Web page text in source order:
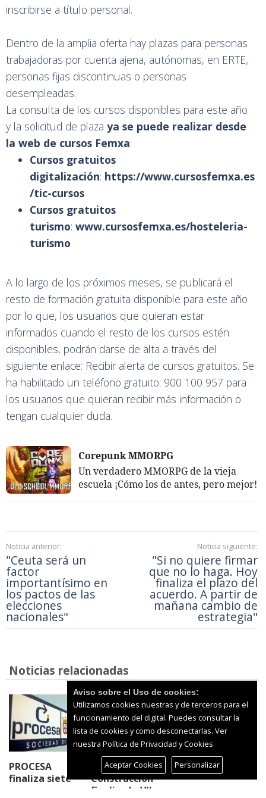
inscribirse a título personal.
Dentro de la amplia oferta hay plazas para personas
trabajadoras por cuenta ajena, autónomas, en ERTE,
personas fijas discontinuas o personas
desempleadas.
La consulta de los cursos disponibles para este año
y la solicitud de plaza ya se puede realizar desde
la web de cursos Femxa:
Cursos gratuitos
digitalización: https://www.cursosfemxa.es
/tic-cursos
Cursos gratuitos
turismo: www.cursosfemxa.es/hosteleria-
turismo
A lo largo de los próximos meses, se publicará el
resto de formación gratuita disponible para este año
por lo que, los usuarios que quieran estar
informados cuando el resto de los cursos estén
disponibles, podrán darse de alta a través del
siguiente enlace: Recibir alerta de cursos gratuitos. Se
ha habilitado un teléfono gratuito: 900 100 957 para
los usuarios que quieran recibir más información o
tengan cualquier duda.
Corepunk MMORPG
Un verdadero MMORPG de la vieja
escuela ¡Cómo los de antes, pero mejor!
Noticia anterior:
"Ceuta será un
factor
importantísimo en
los pactos de las
elecciones
nacionales"
Noticia siguiente:
"Si no quiere firmar
que no lo haga. Hoy
finaliza el plazo del
acuerdo. A partir de
mañana cambio de
estrategia"
Noticias relacionadas
PROCESA
finaliza siete
La Escuela de la
Construcción
finaliza la VII
Aviso sobre el Uso de cookies:
Utilizamos cookies nuestras y de terceros para el
funcionamiento del digital. Puedes consultar la
lista de cookies y como desconectarlas. Ver
nuestra Política de Privacidad y Cookies
Aceptar Cookies
Personalizar